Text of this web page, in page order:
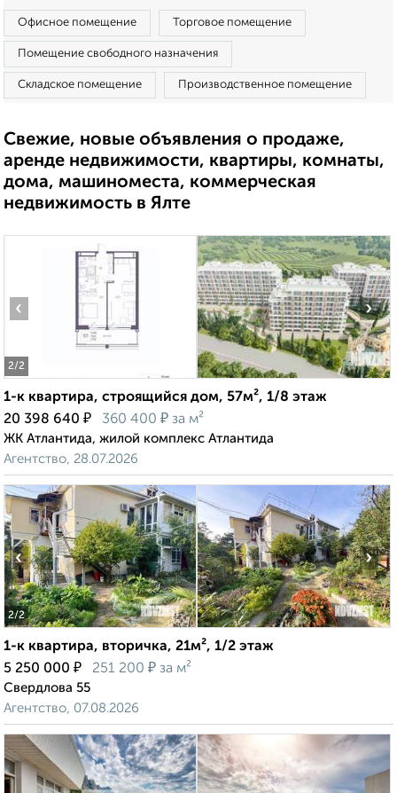
Офисное помещение Торговое помещение
Помещение свободного назначения
Складское помещение Производственное помещение
Свежие, новые объявления о продаже,
аренде недвижимости, квартиры, комнаты,
дома, машиноместа, коммерческая
недвижимость в Ялте
2/2
‹ ›
1-к квартира, строящийся дом, 57м², 1/8 этаж
20 398 640 ₽ 360 400 ₽ за м²
ЖК Атлантида, жилой комплекс Атлантида
Агентство, 28.07.2026
2/2
‹ ›
1-к квартира, вторичка, 21м², 1/2 этаж
5 250 000 ₽ 251 200 ₽ за м²
Свердлова 55
Агентство, 07.08.2026